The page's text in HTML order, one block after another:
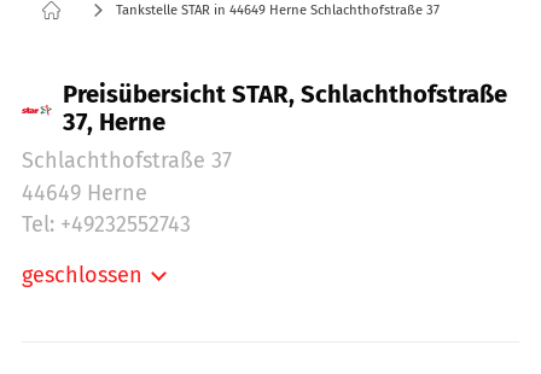
Tankstelle STAR in 44649 Herne Schlachthofstraße 37
Preisübersicht STAR, Schlachthofstraße
37, Herne
Schlachthofstraße 37
44649 Herne
Tel: +49232552743
geschlossen